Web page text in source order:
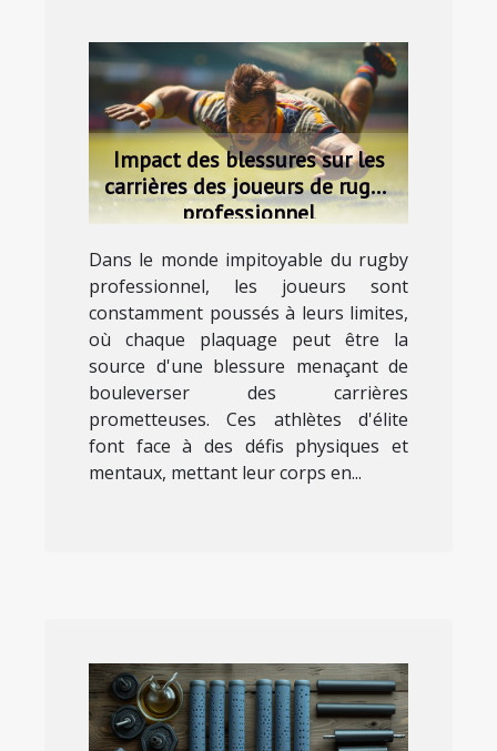
Impact des blessures sur les
carrières des joueurs de rugby
professionnel
Dans le monde impitoyable du rugby
professionnel, les joueurs sont
constamment poussés à leurs limites,
où chaque plaquage peut être la
source d'une blessure menaçant de
bouleverser des carrières
prometteuses. Ces athlètes d'élite
font face à des défis physiques et
mentaux, mettant leur corps en...